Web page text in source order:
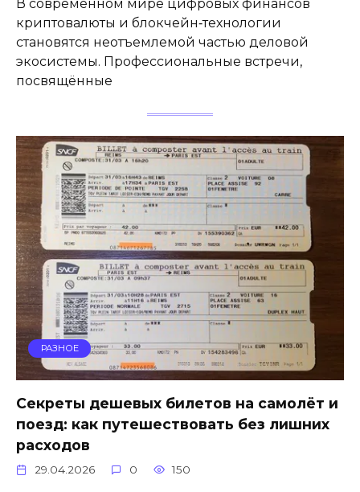
В современном мире цифровых финансов
криптовалюты и блокчейн‑технологии
становятся неотъемлемой частью деловой
экосистемы. Профессиональные встречи,
посвящённые
РАЗНОЕ
Секреты дешевых билетов на самолёт и
поезд: как путешествовать без лишних
расходов
29.04.2026 0 150